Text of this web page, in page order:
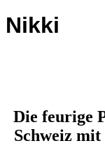
Nikki
Die feurige
Schweiz